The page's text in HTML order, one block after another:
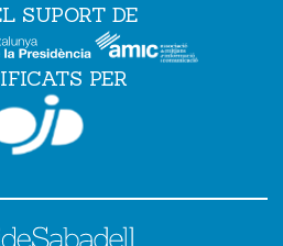
SUPORT DE
PER